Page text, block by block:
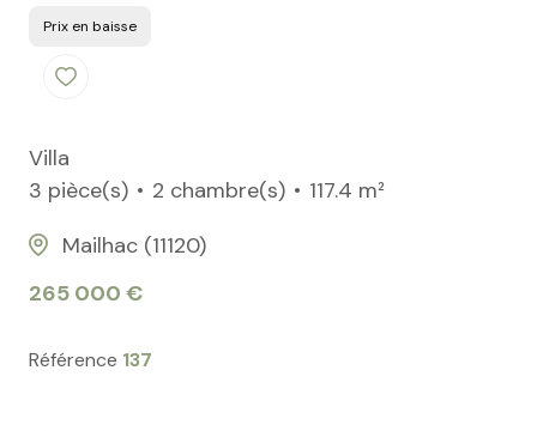
Prix en baisse
Villa
3 pièce(s)
2 chambre(s)
117.4 m²
Mailhac (11120)
265 000 €
Référence 137